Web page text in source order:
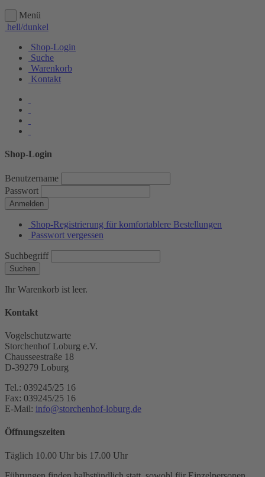
Menü
hell/dunkel
Shop-Login
Suche
Warenkorb
Kontakt
Shop-Login
Benutzername
Passwort
Anmelden
Shop-Registrierung für komfortablere Bestellungen
Passwort vergessen
Suchbegriff
Suchen
Ihr Warenkorb ist leer.
Kontakt
Vogelschutzwarte
Storchenhof Loburg e.V.
Chausseestraße 18
D-39279 Loburg
Tel.: 039245/25 16
Fax: 039245/25 16
E-Mail: info@storchenhof-loburg.de
Öffnungszeiten
Täglich 10.00 Uhr bis 17.00 Uhr